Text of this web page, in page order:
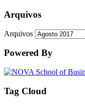
Arquivos
Arquivos
Powered By
Tag Cloud